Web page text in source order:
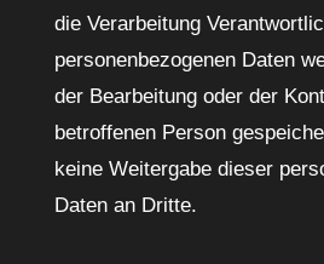
die Verarbeitung
personenbezogenen Daten
der Bearbeitung oder der
betroffenen Person
keine Weitergabe dieser
Daten an Dritte.